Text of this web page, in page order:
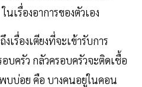
นเรื่องอาการของตัวเอง
รื่องเตียงที่จะเข้ารับการ
บครัว กลัวครอบครัวจะติดเชื้อ
บบ่อย คือ บางคนอยู่ในคอน